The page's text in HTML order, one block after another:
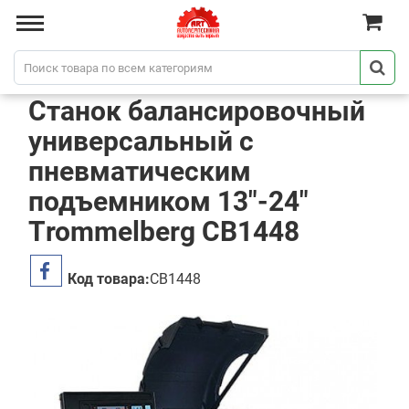
Станок балансировочный
универсальный с
пневматическим
подъемником 13"-24"
Тrommelberg СВ1448
Код товара:СВ1448